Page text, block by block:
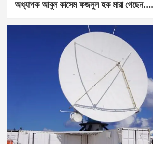
অধ্যাপক আবুল কাসেম ফজলুল হক মারা গেছেন….